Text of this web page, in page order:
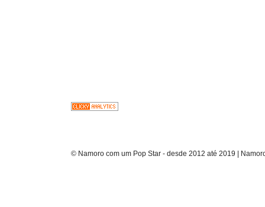
© Namoro com um Pop Star - desde 2012 até 2019 |